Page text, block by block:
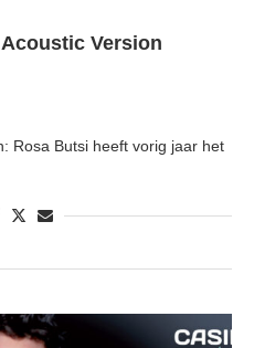
Acoustic Version
Rosa Butsi heeft vorig jaar het